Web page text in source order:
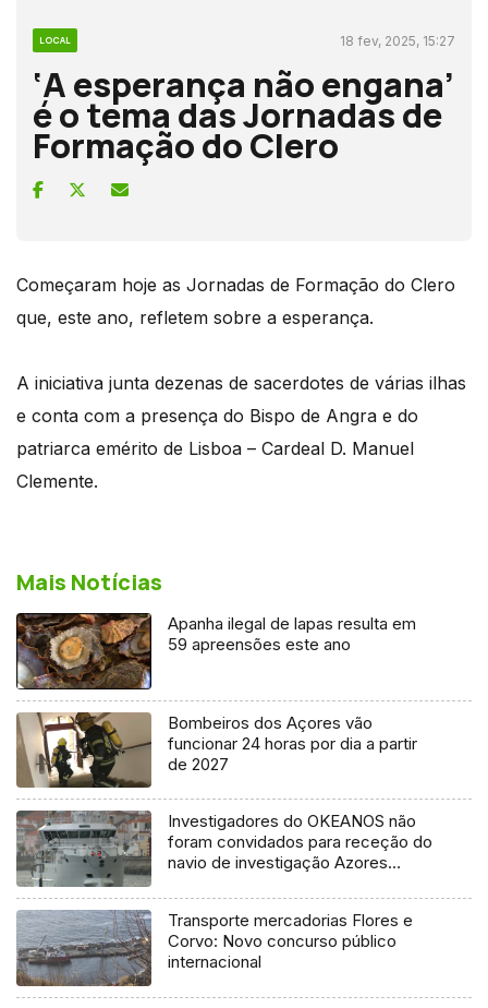
LOCAL 18 fev, 2025, 15:27
‘A esperança não engana’
é o tema das Jornadas de
Formação do Clero
Começaram hoje as Jornadas de Formação do Clero
que, este ano, refletem sobre a esperança.
A iniciativa junta dezenas de sacerdotes de várias ilhas
e conta com a presença do Bispo de Angra e do
patriarca emérito de Lisboa – Cardeal D. Manuel
Clemente.
Mais Notícias
Apanha ilegal de lapas resulta em
59 apreensões este ano
Bombeiros dos Açores vão
funcionar 24 horas por dia a partir
de 2027
Investigadores do OKEANOS não
foram convidados para receção do
navio de investigação Azores
Transporte mercadorias Flores e
Corvo: Novo concurso público
internacional